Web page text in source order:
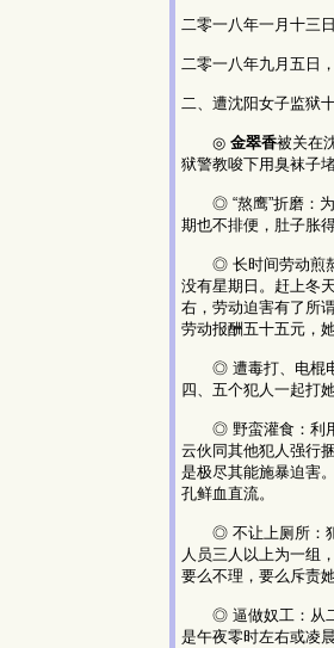
二零一八年一月十三日
二零一八年九月五日
二、遭沈阳女子监狱
◎ 金翠香被关在
狱警教唆下用臭袜子
◎ “熬鹰”折磨：为
期也不排便，肚子胀
◎ 长时间劳动煎熬
没有星期日。赶上冬
右，劳动迫害有了所
劳动报酬五十五元，
◎ 遭毒打、电棍电
四、五个犯人一起打
◎ 野蛮灌食：利用
云伙同其他犯人强行
是极尽其能施暴迫害。
孔鲜血直流。
◎ 不让上厕所：犯
人员三人以上为一组
要么不理，要么斥责
◎ 逼做奴工：从二
是午夜零时左右或凌